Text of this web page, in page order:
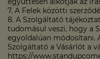
7. A Felek közötti
8. A Szolgáltató
tudomásul veszi, hogy a
egyoldalúan módosítani.
Szolgáltató a Vásárlót a
https://